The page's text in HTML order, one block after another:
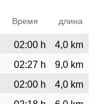
Время длина
02:00 h
4,0 km
02:27 h
9,0 km
02:00 h
4,0 km